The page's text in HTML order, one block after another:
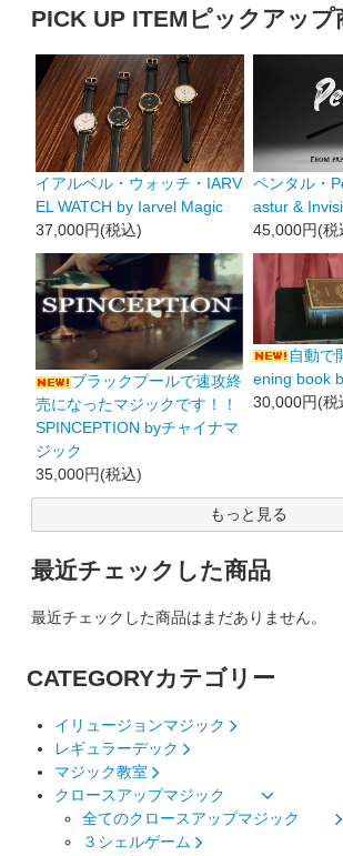
PICK UP ITEM ピックアップ
イアルベル・ウォッチ・IARV
EL WATCH by Iarvel Magic
37,000円(税込)
ペンタル・
astur &
45,000円(税
ブラックプールで速攻終
売になったマジックです！！
SPINCEPTION byチャイナマ
ジック
35,000円(税込)
自動で
ening book
30,000円(税
もっと見る
最近チェックした商品
最近チェックした商品はまだありません。
CATEGORYカテゴリー
イリュージョンマジック
レギュラーデック
マジック教室
クロースアップマジック
全てのクロースアップマジック
３シェルゲーム